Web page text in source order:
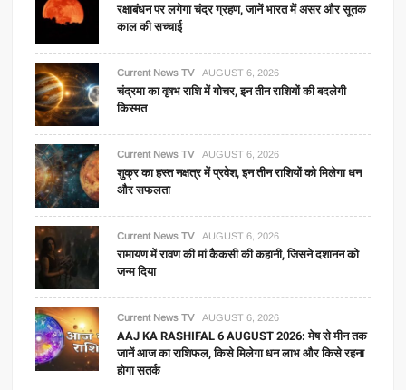
रक्षाबंधन पर लगेगा चंद्र ग्रहण, जानें भारत में असर और सूतक
काल की सच्चाई
Current News TV AUGUST 6, 2026
चंद्रमा का वृषभ राशि में गोचर, इन तीन राशियों की बदलेगी
किस्मत
Current News TV AUGUST 6, 2026
शुक्र का हस्त नक्षत्र में प्रवेश, इन तीन राशियों को मिलेगा धन
और सफलता
Current News TV AUGUST 6, 2026
रामायण में रावण की मां कैकसी की कहानी, जिसने दशानन को
जन्म दिया
Current News TV AUGUST 6, 2026
AAJ KA RASHIFAL 6 AUGUST 2026: मेष से मीन तक
जानें आज का राशिफल, किसे मिलेगा धन लाभ और किसे रहना
होगा सतर्क